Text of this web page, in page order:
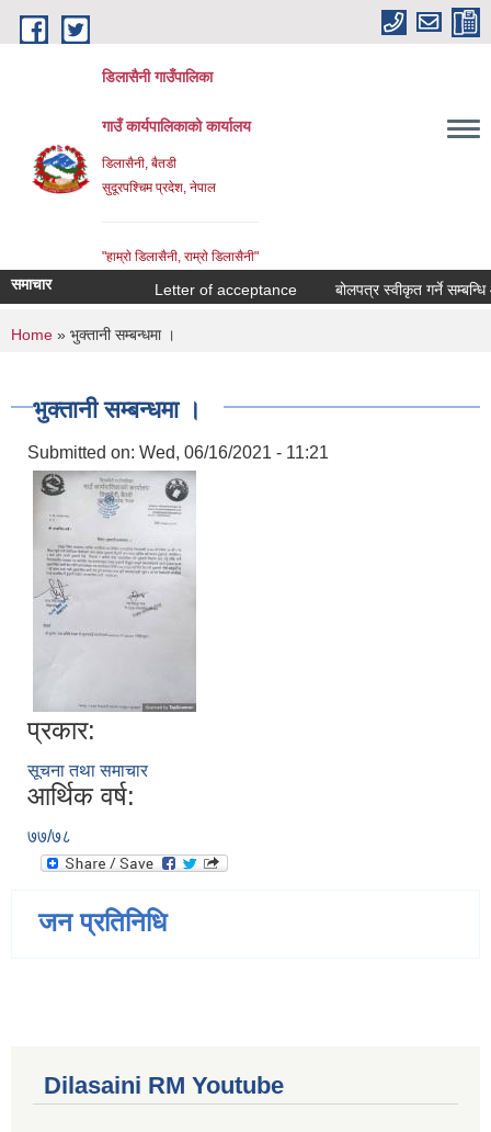
Skip to main content
डिलासैनी गाउँपालिका
गाउँ कार्यपालिकाको कार्यालय
डिलासैनी, बैतडी
सुदूरपश्चिम प्रदेश, नेपाल
"हाम्राे डिलासैनी, राम्राे डिलासैनी"
समाचार Letter of acceptance बोलपत्र स्वीकृत गर्ने सम्बन्धि
You are here
Home » भुक्तानी सम्बन्धमा ।
भुक्तानी सम्बन्धमा ।
Submitted on: Wed, 06/16/2021 - 11:21
प्रकार:
सूचना तथा समाचार
आर्थिक वर्ष:
७७/७८
जन प्रतिनिधि
Dilasaini RM Youtube